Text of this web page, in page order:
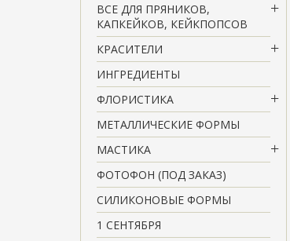
ВСЕ ДЛЯ ПРЯНИКОВ,
КАПКЕЙКОВ, КЕЙКПОПСОВ
КРАСИТЕЛИ
ИНГРЕДИЕНТЫ
ФЛОРИСТИКА
МЕТАЛЛИЧЕСКИЕ ФОРМЫ
МАСТИКА
ФОТОФОН (ПОД ЗАКАЗ)
СИЛИКОНОВЫЕ ФОРМЫ
1 СЕНТЯБРЯ